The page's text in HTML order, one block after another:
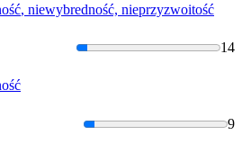
, niewybredność, nieprzyzwoitość
14
9